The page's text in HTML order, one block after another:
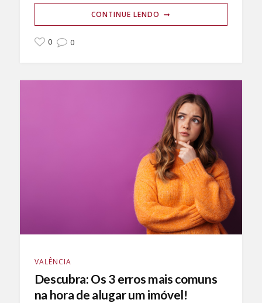
CONTINUE LENDO
0 0
VALÊNCIA
Descubra: Os 3 erros mais comuns
na hora de alugar um imóvel!